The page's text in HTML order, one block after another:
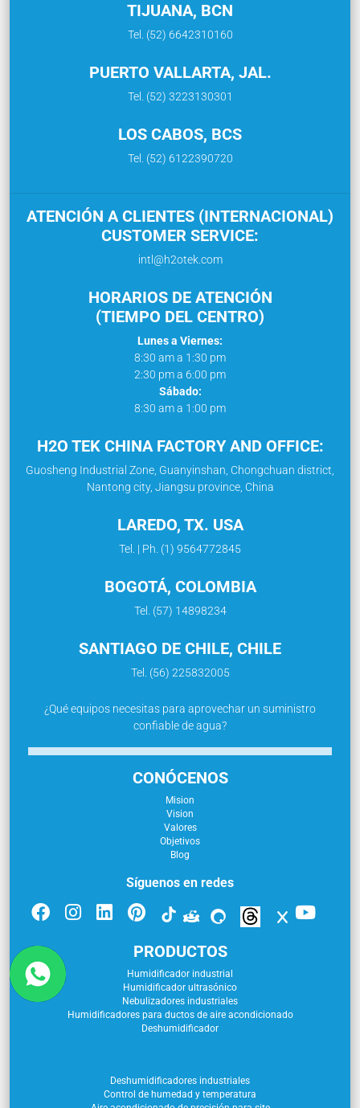
TIJUANA, BCN
Tel. (52) 6642310160
PUERTO VALLARTA, JAL.
Tel. (52) 3223130301
LOS CABOS, BCS
Tel. (52) 6122390720
ATENCIÓN A CLIENTES (INTERNACIONAL)
CUSTOMER SERVICE:
intl@h2otek.com
HORARIOS DE ATENCIÓN
(TIEMPO DEL CENTRO)
Lunes a Viernes:
8:30 am a 1:30 pm
2:30 pm a 6:00 pm
Sábado:
8:30 am a 1:00 pm
H2O TEK CHINA FACTORY AND OFFICE:
Guosheng Industrial Zone, Guanyinshan, Chongchuan district,
Nantong city, Jiangsu province, China
LAREDO, TX. USA
Tel. | Ph. (1) 9564772845
BOGOTÁ, COLOMBIA
Tel. (57) 14898234
SANTIAGO DE CHILE, CHILE
Tel. (56) 225832005
¿Qué equipos necesitas para aprovechar un suministro
confiable de agua?
CONÓCENOS
Mision
Vision
Valores
Objetivos
Blog
Síguenos en redes
PRODUCTOS
Humidificador industrial
Humidificador ultrasónico
Nebulizadores industriales
Humidificadores para ductos de aire acondicionado
Deshumidificador
Deshumidificadores industriales
Control de humedad y temperatura